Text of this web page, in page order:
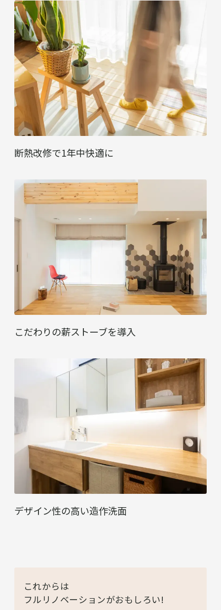
断熱改修で1年中快適に
こだわりの薪ストーブを導入
デザイン性の高い造作洗面
これからは
フルリノベーションがおもしろい!